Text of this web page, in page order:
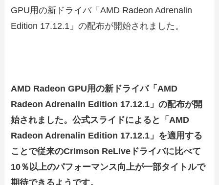
GPU用の新ドライバ「AMD Radeon Adrenalin
Edition 17.12.1」の配布が開始されました。
AMD Radeon GPU用の新ドライバ「AMD
Radeon Adrenalin Edition 17.12.1」の配布が開
始されました。公式スライドによると「AMD
Radeon Adrenalin Edition 17.12.1」を適用する
ことで従来のCrimson ReLiveドライバに比べて
10％以上のパフォーマンス向上が一部タイトルで
期待できるようです。